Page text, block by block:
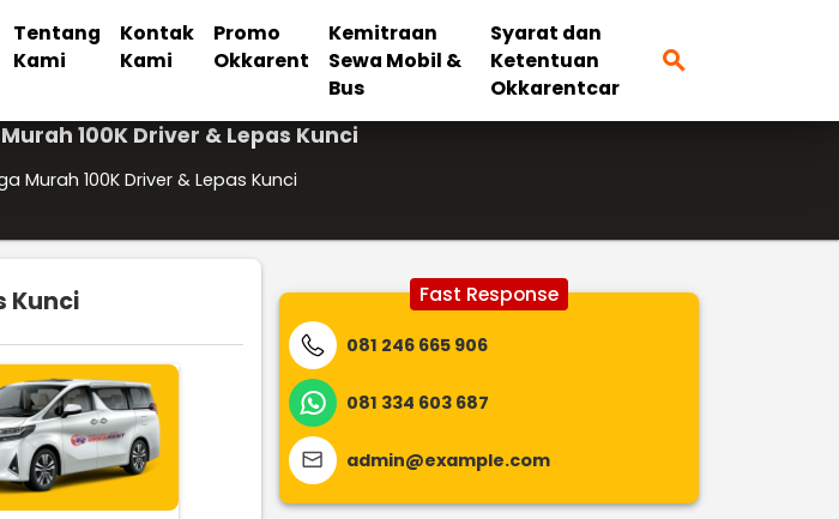
Tentang
Kami
Kontak
Kami
Promo
Okkarent
Kemitraan
Sewa Mobil &
Bus
Syarat dan
Ketentuan
Okkarentcar
search
100K Driver & Lepas Kunci
Murah 100K Driver & Lepas Kunci
Kunci Fast Response
081 246 665 906
081 334 603 687
admin@example.com